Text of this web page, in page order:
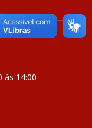
às 14:00